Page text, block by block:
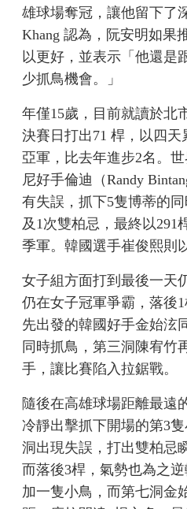
雄球場奪冠，讓他留下了
Khang 認為，阮安明如果
以更好，並表示「他還是
少抓鳥機會。」
年僅15歲，目前就讀於北
決賽日打出71 桿，以四天
亞軍，比去年進步2名。
尼好手倫迪（Randy
有失誤，抓下5隻博蒂的
及1次雙柏忌，最終以291
季軍。韓國選手崔俊熙則
女子組方面打到最後一天
仍在女子冠軍爭霸，落後
先出發的韓國好手金始泫
同時抓鳥，第三洞陳宥竹
手，讓比賽陷入拉鋸戰。
隨後在高雄球場距離最遠
冷靜出擊抓下開場的第3
洞出現失誤，打出雙柏忌
而落後3桿，氣勢也為之
加一隻小鳥，而第七洞金